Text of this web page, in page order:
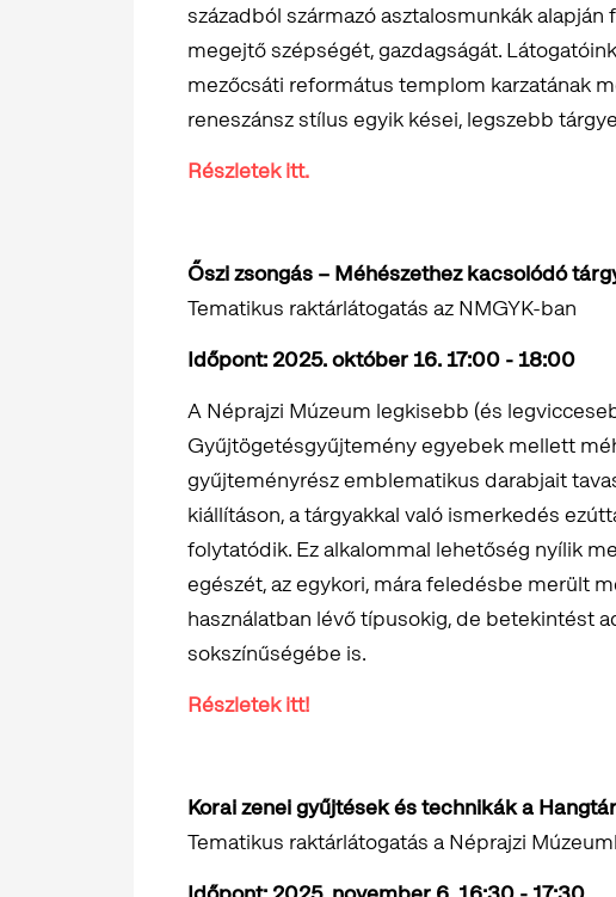
századból származó asztalosmunkák
megejtő szépségét, gazdagságát.
mezőcsáti református templom karzatának
reneszánsz stílus egyik kései, legszebb
Részletek itt.
Őszi zsongás – Méhészethez kacsolódó
Tematikus raktárlátogatás az NMGYK-ban
Időpont: 2025. október 16. 17:00 - 18:00
A Néprajzi Múzeum legkisebb (és
Gyűjtögetésgyűjtemény egyebek mellett
gyűjteményrész emblematikus darabjait
kiállításon, a tárgyakkal való ismerkedés
folytatódik. Ez alkalommal lehetőség nyílik
egészét, az egykori, mára feledésbe merült
használatban lévő típusokig, de betekintést
sokszínűségébe is.
Részletek itt!
Korai zenei gyűjtések és technikák a
Tematikus raktárlátogatás a Néprajzi